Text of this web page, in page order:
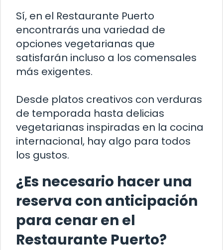
Sí, en el Restaurante Puerto
encontrarás una variedad de
opciones vegetarianas que
satisfarán incluso a los comensales
más exigentes.
Desde platos creativos con verduras
de temporada hasta delicias
vegetarianas inspiradas en la cocina
internacional, hay algo para todos
los gustos.
¿Es necesario hacer una
reserva con anticipación
para cenar en el
Restaurante Puerto?